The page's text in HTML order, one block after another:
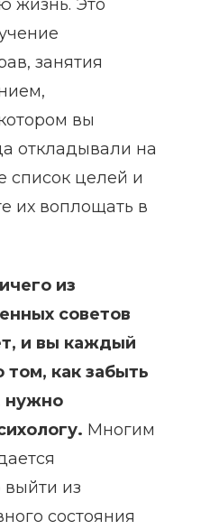
жизнь. Это
занятия
вы
откладывали на
список целей и
их воплощать в
из
советов
и вы каждый
как забыть
нужно
Многим
выйти из
состояния